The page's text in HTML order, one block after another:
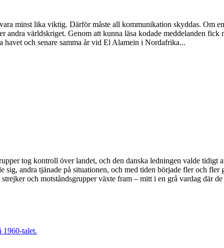
minst lika viktig. Därför måste all kommunikation skyddas. Om
världskriget. Genom att kunna läsa kodade meddelanden
och senare samma år vid El Alamein i Nordafrika...
tog kontroll över landet, och den danska ledningen valde tidigt
sig, andra tjänade på situationen, och med tiden började fler och
och motståndsgrupper växte fram – mitt i en grå vardag där